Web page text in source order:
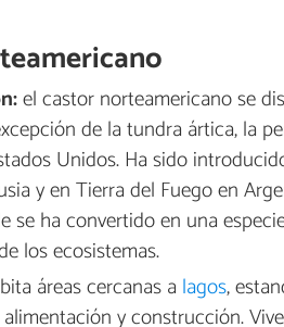
el castor norteamericano se
de la tundra ártica, la
Unidos. Ha sido
y en Tierra del Fuego en
se ha convertido en una
los ecosistemas.
áreas cercanas a lagos,
y construcción.